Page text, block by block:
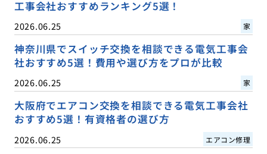
工事会社おすすめランキング5選！
2026.06.25 家
神奈川県でスイッチ交換を相談できる電気工事会
社おすすめ5選！費用や選び方をプロが比較
2026.06.25 家
大阪府でエアコン交換を相談できる電気工事会社
おすすめ5選！有資格者の選び方
2026.06.25 エアコン修理